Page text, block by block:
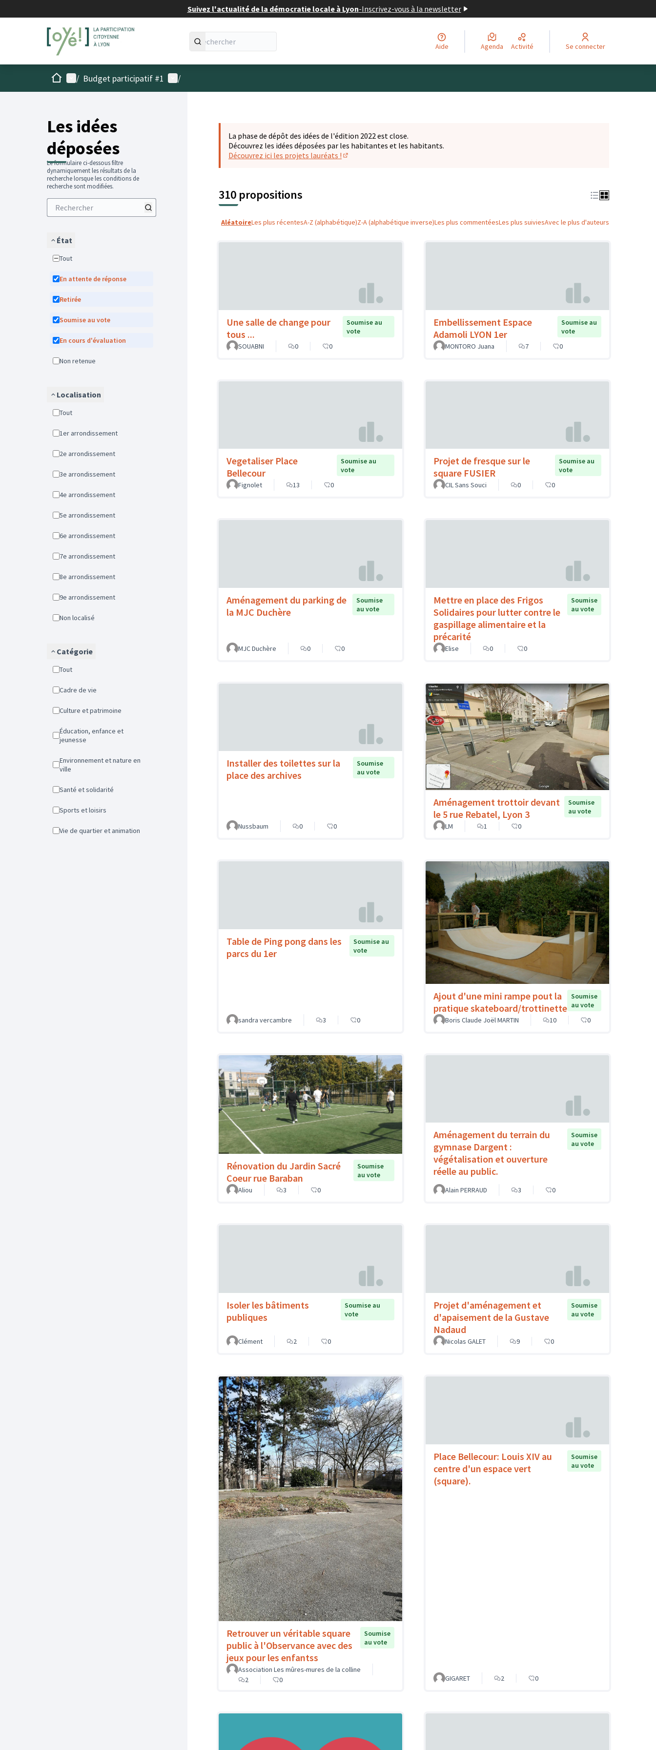
Suivez l'actualité de la démocratie locale à Lyon-Inscrivez-vous à la newsletter
Aide Agenda Activité Se connecter
AccueilMenu principal
/ Budget participatif #1 Menu utilisateur
/
Les idées
déposées
Le formulaire ci-dessous filtre
dynamiquement les résultats de la
recherche lorsque les conditions de
recherche sont modifiées.
État
Tout
En attente de réponse
Retirée
Soumise au vote
En cours d'évaluation
Non retenue
Localisation
Tout
1er arrondissement
2e arrondissement
3e arrondissement
4e arrondissement
5e arrondissement
6e arrondissement
7e arrondissement
8e arrondissement
9e arrondissement
Non localisé
Catégorie
Tout
Cadre de vie
Culture et patrimoine
Éducation, enfance et
jeunesse
Environnement et nature en
ville
Santé et solidarité
Sports et loisirs
Vie de quartier et animation
La phase de dépôt des idées de l'édition 2022 est close.
Découvrez les idées déposées par les habitantes et les habitants.
Découvrez ici les projets lauréats !
310 propositions
AléatoireLes plus récentesA-Z (alphabétique)Z-A (alphabétique inverse)Les plus commentéesLes plus suiviesAvec le plus d'auteurs
Une salle de change pour
tous ...
Soumise au
vote
SOUABNI
0 0
Embellissement Espace
Adamoli LYON 1er
Soumise au
vote
MONTORO Juana
7 0
Vegetaliser Place
Bellecour
Soumise au
vote
Fignolet
13 0
Projet de fresque sur le
square FUSIER
Soumise au
vote
CIL Sans Souci
0 0
Aménagement du parking de
la MJC Duchère
Soumise
au vote
MJC Duchère 0 0
Mettre en place des Frigos
Solidaires pour lutter contre le
gaspillage alimentaire et la
précarité
Soumise
au vote
Elise 0 0
Installer des toilettes sur la
place des archives
Soumise
au vote
Nussbaum 0 0
Aménagement trottoir devant
le 5 rue Rebatel, Lyon 3
Soumise
au vote
LM
1 0
Table de Ping pong dans les
parcs du 1er
Soumise au
vote
sandra vercambre 3 0
Ajout d'une mini rampe pout la
pratique skateboard/trottinette
Soumise
au vote
Boris Claude Joël MARTIN
10 0
Rénovation du Jardin Sacré
Coeur rue Baraban
Soumise
au vote
Aliou
3 0
Aménagement du terrain du
gymnase Dargent :
végétalisation et ouverture
réelle au public.
Soumise
au vote
Alain PERRAUD 3 0
Isoler les bâtiments
publiques
Soumise au
vote
Clément 2 0
Projet d'aménagement et
d'apaisement de la Gustave
Nadaud
Soumise
au vote
Nicolas GALET 9 0
Retrouver un véritable square
public à l'Observance avec des
jeux pour les enfantss
Soumise
au vote
Association Les mûres-mures de la colline
2
0
Place Bellecour: Louis XIV au
centre d'un espace vert
(square).
Soumise
au vote
GIGARET 2 0